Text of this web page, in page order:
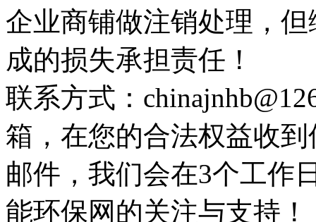
企业商铺做注销处理，
成的损失承担责任！
联系方式：
箱，在您的合法权益收
邮件，我们会在3个工作
能环保网的关注与支持！